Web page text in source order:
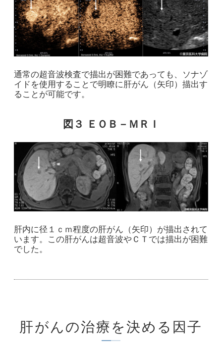
通常の超音波検査で描出が困難であっても、ソナゾ
イドを使用することで明瞭に肝がん（矢印）描出す
ることが可能です。
図３ ＥＯＢ－ＭＲＩ
肝内に径１ｃｍ程度の肝がん（矢印）が描出されて
います。この肝がんは超音波やＣＴでは描出が困難
でした。
肝がんの治療を決める因子